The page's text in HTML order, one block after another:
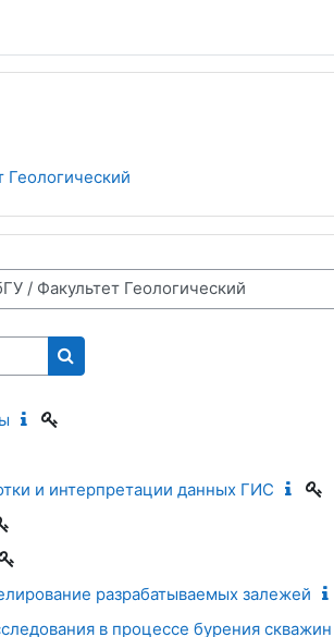
Геологический
Поиск курса
и интерпретации данных ГИС
разрабатываемых залежей
в процессе бурения скважин